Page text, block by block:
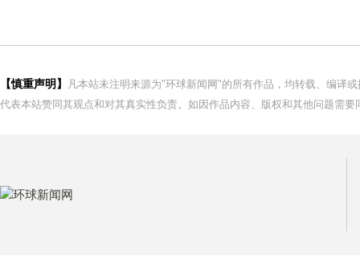
【慎重声明】
凡本站未注明来源为"环球新闻网"的所有作品，均转载、编译
代表本站赞同其观点和对其真实性负责。如因作品内容、版权和其他问题需